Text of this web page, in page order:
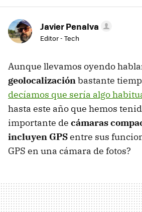
Javier Penalva
Editor - Tech
Aunque llevamos oyendo
geolocalizaciónbastante
decíamos que sería algo
hasta este año que hemos
importante de cámaras
incluyen GPSentre sus
GPS en una cámara de fotos?